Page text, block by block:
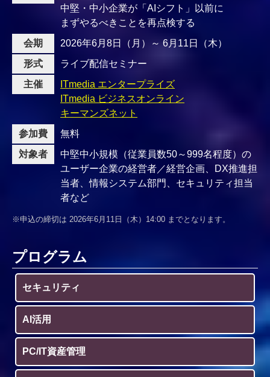
中堅・中小企業が「AIシフト」以前に
まずやるべきことを再点検する
会期
2026年6月8日（月）～ 6月11日（木）
形式
ライブ配信セミナー
主催
ITmedia エンタープライズ
ITmedia ビジネスオンライン
キーマンズネット
参加費
無料
対象者
中堅中小規模（従業員数50～999名程度）の
ユーザー企業の経営者／経営企画、DX推進担
当者、情報システム部門、セキュリティ担当
者など
※申込の締切は 2026年6月11日（木）14:00 までとなります。
プログラム
セキュリティ
AI活用
PC/IT資産管理